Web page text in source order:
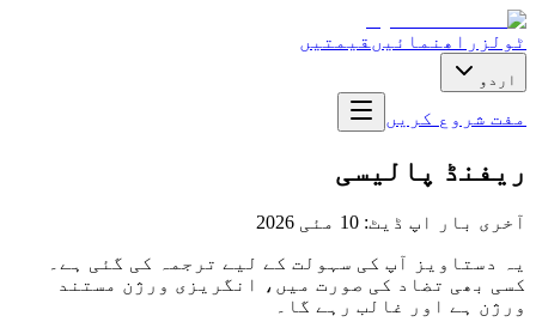
ٹولز راھنمائیں قیمتیں
اردو
مفت شروع کریں
ریفنڈ پالیسی
آخری بار اپ ڈیٹ: 10 مئی 2026
یہ دستاویز آپ کی سہولت کے لیے ترجمہ کی گئی ہے۔
کسی بھی تضاد کی صورت میں، انگریزی ورژن مستند
ورژن ہے اور غالب رہے گا۔